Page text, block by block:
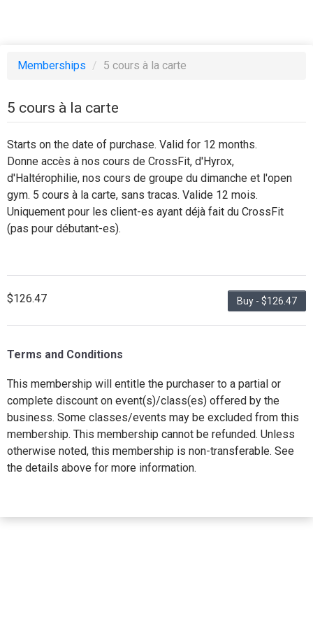
Memberships / 5 cours à la carte
5 cours à la carte
Starts on the date of purchase. Valid for 12 months.
Donne accès à nos cours de CrossFit, d'Hyrox,
d'Haltérophilie, nos cours de groupe du dimanche et l'open
gym. 5 cours à la carte, sans tracas. Valide 12 mois.
Uniquement pour les client-es ayant déjà fait du CrossFit
(pas pour débutant-es).
Buy - $126.47
$126.47
Terms and Conditions
This membership will entitle the purchaser to a partial or
complete discount on event(s)/class(es) offered by the
business. Some classes/events may be excluded from this
membership. This membership cannot be refunded. Unless
otherwise noted, this membership is non-transferable. See
the details above for more information.